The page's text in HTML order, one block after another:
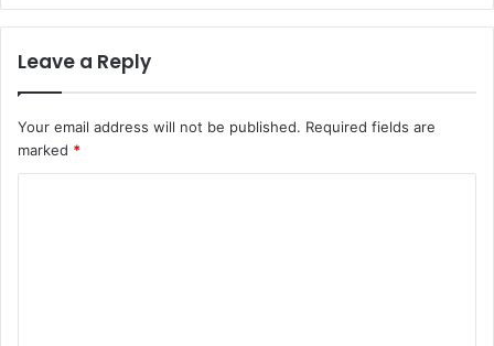
Leave a Reply
Your email address will not be published. Required fields are
marked *